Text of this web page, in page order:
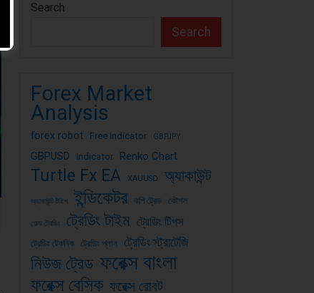
Search
Search
Forex Market
Analysis
forex robot Free Indicator GBPJPY
GBPUSD Indicator Renko Chart
Turtle Fx EA XAUUSD অ্যাকাউন্ট
অ্যাকাউন্ট টাইপ ইন্ডিকেটর কপি ট্রেড কৌশল
গোল্ড ট্রেডিং ট্রেডিং টাইম ট্রেডিং টিপস
ট্রেডিং টেকনিক ট্রেডিং প্লান ট্রেডিং স্ট্রাটেজি
নিউজ ট্রেড ফরেক্স বাংলা
ফরেক্স বেসিক ফরেক্স রোবট